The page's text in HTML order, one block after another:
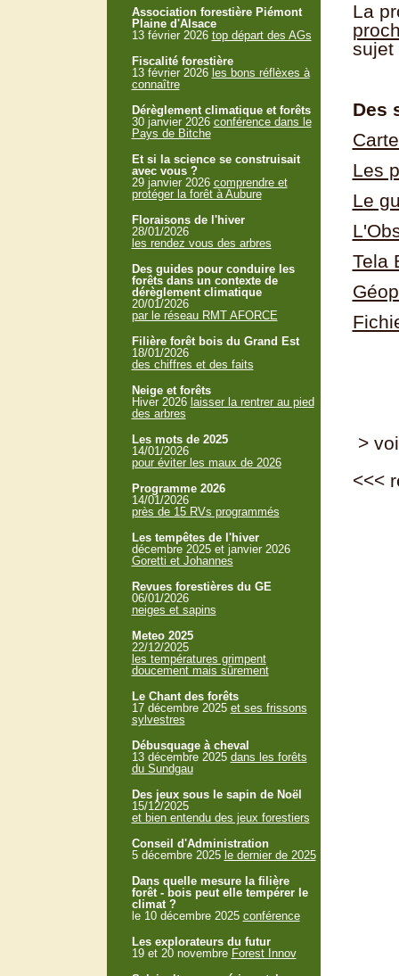
La
sujet
Des
Les
Le
Tela
>
<<<
Association forestière Piémont
Plaine d'Alsace
13 février 2026 top départ des AGs
Fiscalité forestière
13 février 2026 les bons réflèxes à
connaître
Dérèglement climatique et forêts
30 janvier 2026 conférence dans le
Pays de Bitche
Et si la science se construisait
avec vous ?
29 janvier 2026 comprendre et
protéger la forêt à Aubure
Floraisons de l'hiver
28/01/2026
les rendez vous des arbres
Des guides pour conduire les
forêts dans un contexte de
dérèglement climatique
20/01/2026
par le réseau RMT AFORCE
Filière forêt bois du Grand Est
18/01/2026
des chiffres et des faits
Neige et forêts
Hiver 2026 laisser la rentrer au pied
des arbres
Les mots de 2025
14/01/2026
pour éviter les maux de 2026
Programme 2026
14/01/2026
près de 15 RVs programmés
Les tempêtes de l'hiver
décembre 2025 et janvier 2026
Goretti et Johannes
Revues forestières du GE
06/01/2026
neiges et sapins
Meteo 2025
22/12/2025
les températures grimpent
doucement mais sûrement
Le Chant des forêts
17 décembre 2025 et ses frissons
sylvestres
Débusquage à cheval
13 décembre 2025 dans les forêts
du Sundgau
Des jeux sous le sapin de Noël
15/12/2025
et bien entendu des jeux forestiers
Conseil d'Administration
5 décembre 2025 le dernier de 2025
Dans quelle mesure la filière
forêt - bois peut elle tempérer le
climat ?
le 10 décembre 2025 conférence
Les explorateurs du futur
19 et 20 novembre Forest Innov